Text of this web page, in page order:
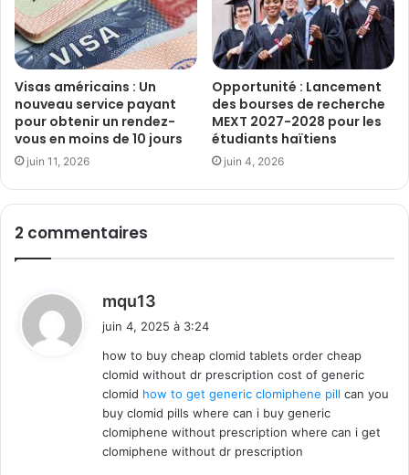
Visas américains : Un
nouveau service payant
pour obtenir un rendez-
vous en moins de 10 jours
juin 11, 2026
Opportunité : Lancement
des bourses de recherche
MEXT 2027-2028 pour les
étudiants haïtiens
juin 4, 2026
2 commentaires
mqu13
:
juin 4, 2025 à 3:24
how to buy cheap clomid tablets order cheap
clomid without dr prescription cost of generic
clomid how to get generic clomiphene pill can you
buy clomid pills where can i buy generic
clomiphene without prescription where can i get
clomiphene without dr prescription